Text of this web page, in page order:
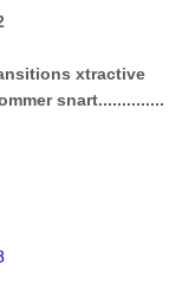
xtractive
snart..............